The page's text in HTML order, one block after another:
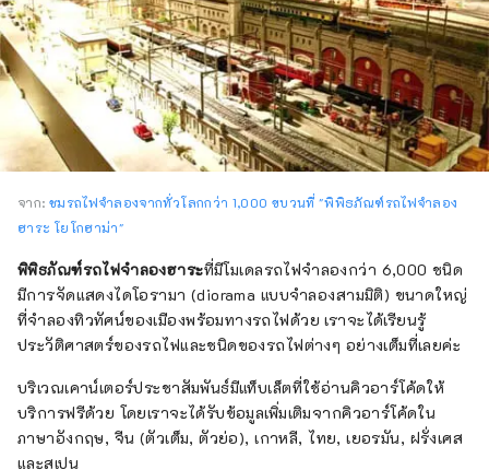
จาก: ชมรถไฟจำลองจากทั่วโลกกว่า 1,000 ขบวนที่ "พิพิธภัณฑ์รถไฟจำลอง
ฮาระ โยโกฮาม่า"
พิพิธภัณฑ์รถไฟจำลองฮาระที่มีโมเดลรถไฟจำลองกว่า 6,000 ชนิด
มีการจัดแสดงไดโอรามา (diorama แบบจำลองสามมิติ) ขนาดใหญ่
ที่จำลองทิวทัศน์ของเมืองพร้อมทางรถไฟด้วย เราจะได้เรียนรู้
ประวัติศาสตร์ของรถไฟและชนิดของรถไฟต่างๆ อย่างเต็มที่เลยค่ะ
บริเวณเคาน์เตอร์ประชาสัมพันธ์มีแท็บเล็ตที่ใช้อ่านคิวอาร์โค้ดให้
บริการฟรีด้วย โดยเราจะได้รับข้อมูลเพิ่มเติมจากคิวอาร์โค้ดใน
ภาษาอังกฤษ, จีน (ตัวเต็ม, ตัวย่อ), เกาหลี, ไทย, เยอรมัน, ฝรั่งเศส
และสเปน